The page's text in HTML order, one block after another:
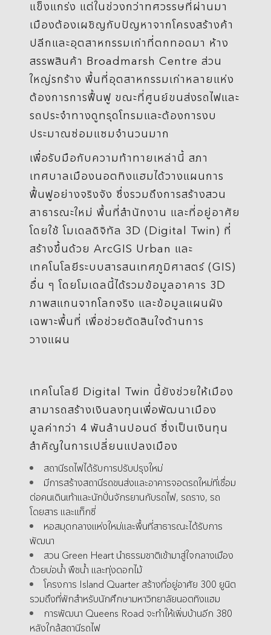
แข็งแกร่ง แต่ในช่วงกว่าทศวรรษที่ผ่านมา
เมืองต้องเผชิญกับปัญหาจากโครงสร้างค้า
ปลีกและอุตสาหกรรมเก่าที่ตกทอดมา ห้าง
สรรพสินค้า Broadmarsh Centre ส่วน
ใหญ่รกร้าง พื้นที่อุตสาหกรรมเก่าหลายแห่ง
ต้องการการฟื้นฟู ขณะที่ศูนย์ขนส่งรถไฟและ
รถประจำทางดูทรุดโทรมและต้องการงบ
ประมาณซ่อมแซมจำนวนมาก
เพื่อรับมือกับความท้าทายเหล่านี้ สภา
เทศบาลเมืองนอตทิงแฮมได้วางแผนการ
ฟื้นฟูอย่างจริงจัง ซึ่งรวมถึงการสร้างสวน
สาธารณะใหม่ พื้นที่สำนักงาน และที่อยู่อาศัย
โดยใช้ โมเดลดิจิทัล 3D (Digital Twin) ที่
สร้างขึ้นด้วย ArcGIS Urban และ
เทคโนโลยีระบบสารสนเทศภูมิศาสตร์ (GIS)
อื่น ๆ โดยโมเดลนี้ได้รวมข้อมูลอาคาร 3D
ภาพสแกนจากโลกจริง และข้อมูลแผนผัง
เฉพาะพื้นที่ เพื่อช่วยตัดสินใจด้านการ
วางแผน
เทคโนโลยี Digital Twin นี้ยังช่วยให้เมือง
สามารถสร้างเงินลงทุนเพื่อพัฒนาเมือง
มูลค่ากว่า 4 พันล้านปอนด์ ซึ่งเป็นเงินทุน
สำคัญในการเปลี่ยนแปลงเมือง
สถานีรถไฟได้รับการปรับปรุงใหม่
มีการสร้างสถานีรถขนส่งและอาคารจอดรถใหม่ที่เชื่อม
ต่อคนเดินเท้าและนักปั่นจักรยานกับรถไฟ, รถราง, รถ
โดยสาร และแท็กซี่
หอสมุดกลางแห่งใหม่และพื้นที่สาธารณะได้รับการ
พัฒนา
สวน Green Heart นำธรรมชาติเข้ามาสู่ใจกลางเมือง
ด้วยบ่อน้ำ พืชน้ำ และทุ่งดอกไม้
โครงการ Island Quarter สร้างที่อยู่อาศัย 300 ยูนิต
รวมถึงที่พักสำหรับนักศึกษามหาวิทยาลัยนอตทิงแฮม
การพัฒนา Queens Road จะทำให้เพิ่มบ้านอีก 380
หลังใกล้สถานีรถไฟ